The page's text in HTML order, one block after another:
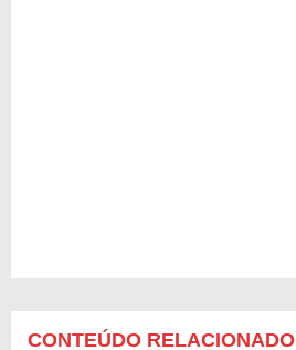
CONTEÚDO RELACIONADO